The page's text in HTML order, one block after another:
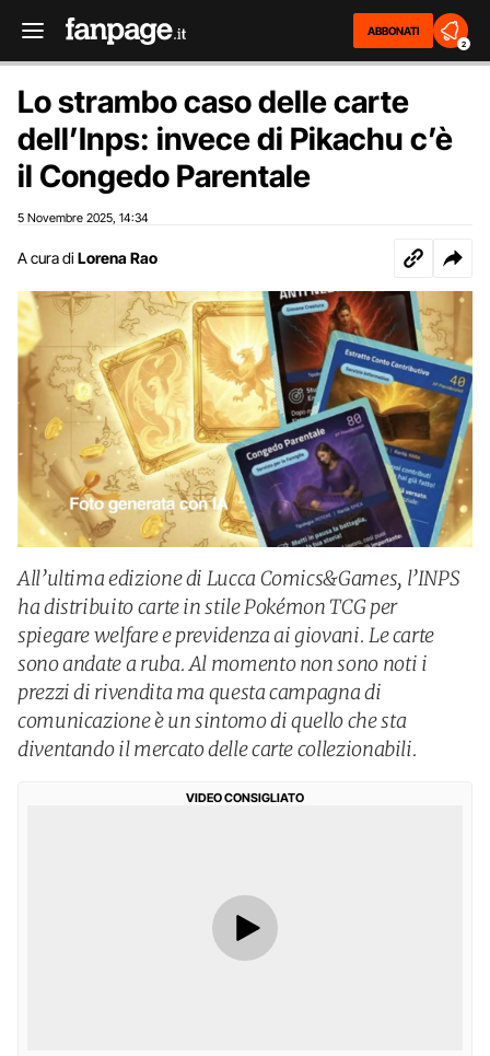
ABBONATI
2
Lo strambo caso delle carte
dell’Inps: invece di Pikachu c’è
il Congedo Parentale
5 Novembre 2025 14:34
A cura di Lorena Rao
All’ultima edizione di Lucca Comics&Games, l’INPS
ha distribuito carte in stile Pokémon TCG per
spiegare welfare e previdenza ai giovani. Le carte
sono andate a ruba. Al momento non sono noti i
prezzi di rivendita ma questa campagna di
comunicazione è un sintomo di quello che sta
diventando il mercato delle carte collezionabili.
VIDEO CONSIGLIATO